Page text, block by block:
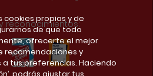
reconocimientos:
cookies propias y de
de que todo
ofrecerte el mejor
recomendaciones y
tus preferencias. Haciendo
podrás ajustar tus